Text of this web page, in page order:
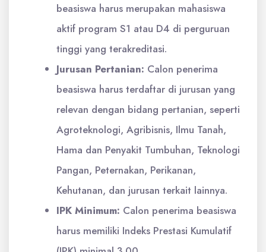
beasiswa harus merupakan mahasiswa
aktif program S1 atau D4 di perguruan
tinggi yang terakreditasi.
Jurusan Pertanian: Calon penerima
beasiswa harus terdaftar di jurusan yang
relevan dengan bidang pertanian, seperti
Agroteknologi, Agribisnis, Ilmu Tanah,
Hama dan Penyakit Tumbuhan, Teknologi
Pangan, Peternakan, Perikanan,
Kehutanan, dan jurusan terkait lainnya.
IPK Minimum: Calon penerima beasiswa
harus memiliki Indeks Prestasi Kumulatif